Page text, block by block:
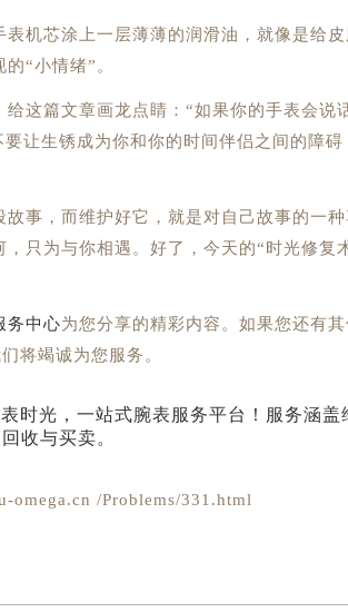
芯涂上一层薄薄的润滑油，就像是给皮
“小情绪”。
篇文章画龙点睛：“如果你的手表会说
要让生锈成为你和你的时间伴侣之间的障
，而维护好它，就是对自己故事的一种
只为与你相遇。好了，今天的“时光修复
务中心为您分享的精彩内容。如果您还有
将竭诚为您服务。
omega.cn /Problems/331.html